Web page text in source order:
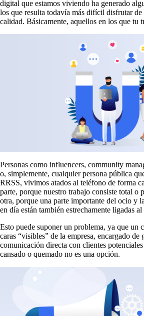
digital que estamos viviendo ha generado
los que resulta todavía más difícil disfrutar
calidad. Básicamente, aquellos en los que tu
Personas como influencers, community
o, simplemente, cualquier persona pública
RRSS, vivimos atados al teléfono de forma
parte, porque nuestro trabajo consiste total o
otra, porque una parte importante del ocio y
en día están también estrechamente ligadas
Esto puede suponer un problema, ya que un
caras “visibles” de la empresa, encargado de
comunicación directa con clientes
cansado o quemado no es una opción.